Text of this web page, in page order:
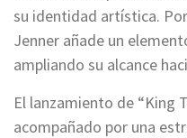
su identidad artística.
Jenner añade un
ampliando su alcance
El lanzamiento de “King
acompañado por una